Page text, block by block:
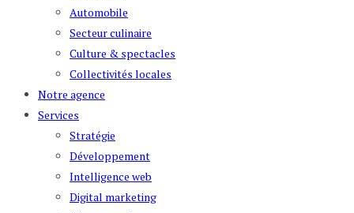
Automobile
Secteur culinaire
Culture & spectacles
Collectivités locales
Notre agence
Services
Stratégie
Développement
Intelligence web
Digital marketing